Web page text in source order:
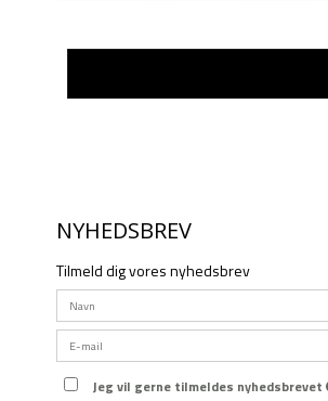
NYHEDSBREV
Tilmeld dig vores nyhedsbrev
Jeg vil gerne tilmeldes nyhedsbrevet